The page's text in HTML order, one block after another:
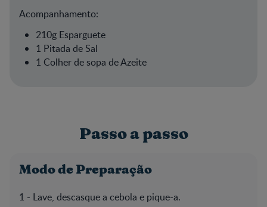
Acompanhamento:
210g Esparguete
1 Pitada de Sal
1 Colher de sopa de Azeite
Passo a passo
Modo de Preparação
1 - Lave, descasque a cebola e pique-a.